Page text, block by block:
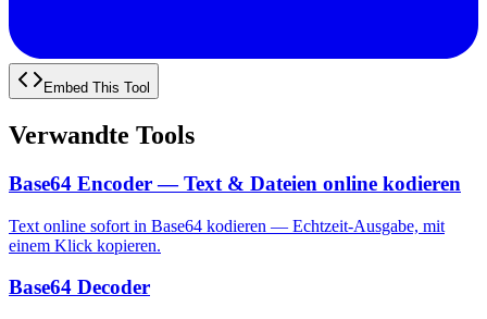
Embed This Tool
Verwandte Tools
Base64 Encoder — Text & Dateien online kodieren
Text online sofort in Base64 kodieren — Echtzeit-Ausgabe, mit
einem Klick kopieren.
Base64 Decoder